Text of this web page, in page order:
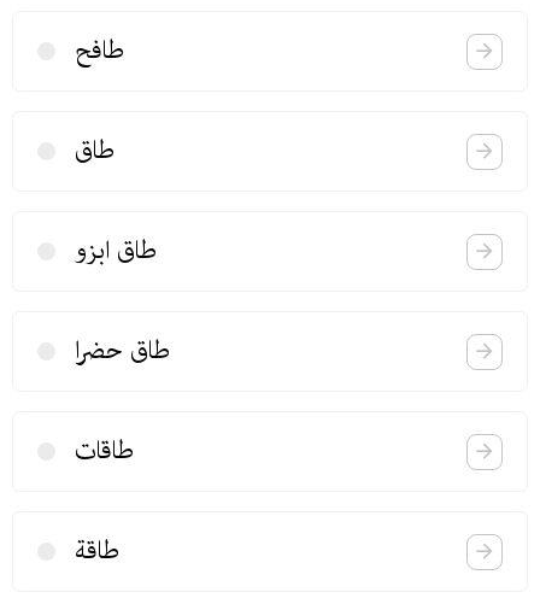
طافح
طاق
طاق ابزو
طاق حضرا
طاقات
طاقة